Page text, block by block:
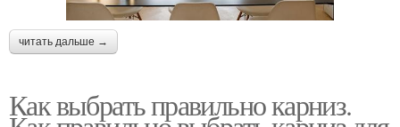
читать дальше →
Как выбрать правильно карниз.